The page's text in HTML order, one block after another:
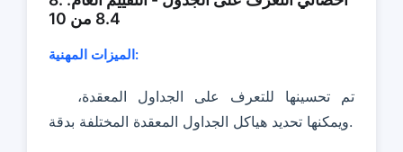
8.4 من 10
الميزات المهنية:
تم تحسينها للتعرف على الجداول المعقدة،
ويمكنها تحديد هياكل الجداول المعقدة المختلفة بدقة.